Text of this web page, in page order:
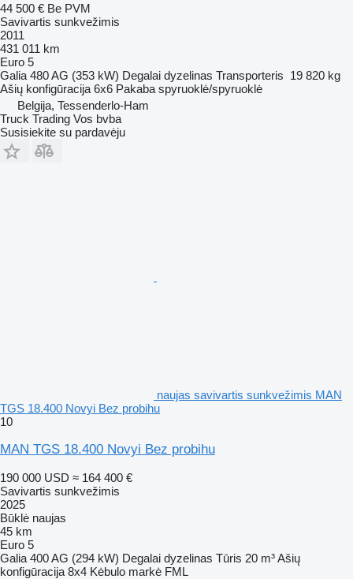
44 500 € Be PVM
Savivartis sunkvežimis
2011
431 011 km
Euro 5
Galia 480 AG (353 kW) Degalai dyzelinas Transporteris 19 820 kg
Ašių konfigūracija 6x6 Pakaba spyruoklė/spyruoklė
Belgija, Tessenderlo-Ham
Truck Trading Vos bvba
Susisiekite su pardavėju
naujas savivartis sunkvežimis MAN
TGS 18.400 Novyi Bez probihu
10
MAN TGS 18.400 Novyi Bez probihu
190 000 USD ≈ 164 400 €
Savivartis sunkvežimis
2025
Būklė naujas
45 km
Euro 5
Galia 400 AG (294 kW) Degalai dyzelinas Tūris 20 m³Ašių
konfigūracija 8x4 Kėbulo markė FML